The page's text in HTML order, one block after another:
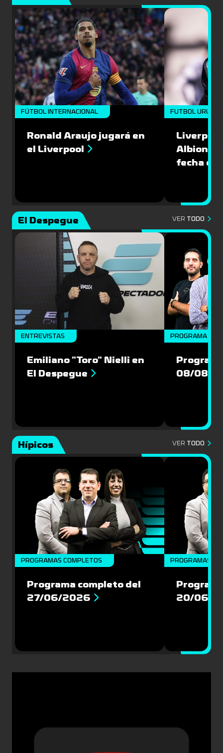
FÚTBOL INTERNACIONAL
Ronald Araujo jugará en
el Liverpool
FUTBOL
Albion
fecha
El Despegue VER TODO
ENTREVISTAS
Emiliano "Toro" Nielli en
El Despegue
PROGRAMA
08/08/
Hípicos VER TODO
PROGRAMAS COMPLETOS
Programa completo del
27/06/2026
PROGRAMAS
20/06/